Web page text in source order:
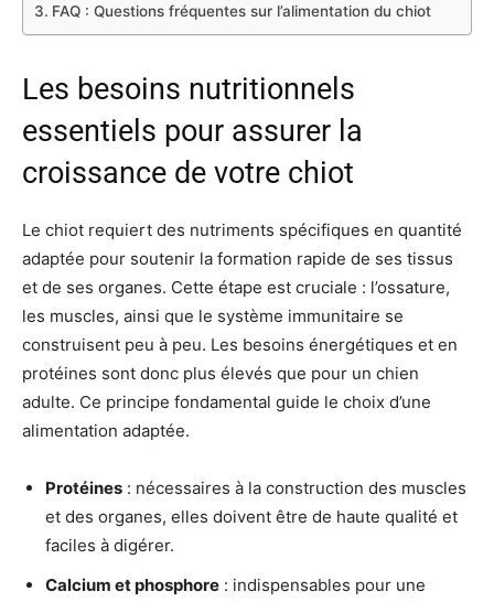
FAQ : Questions fréquentes sur l’alimentation du chiot
Les besoins nutritionnels
essentiels pour assurer la
croissance de votre chiot
Le chiot requiert des nutriments spécifiques en quantité
adaptée pour soutenir la formation rapide de ses tissus
et de ses organes. Cette étape est cruciale : l’ossature,
les muscles, ainsi que le système immunitaire se
construisent peu à peu. Les besoins énergétiques et en
protéines sont donc plus élevés que pour un chien
adulte. Ce principe fondamental guide le choix d’une
alimentation adaptée.
Protéines : nécessaires à la construction des muscles
et des organes, elles doivent être de haute qualité et
faciles à digérer.
Calcium et phosphore : indispensables pour une